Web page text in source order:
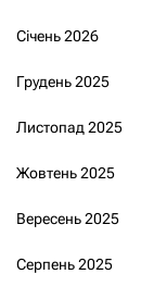
Січень 2026
Грудень 2025
Листопад 2025
Жовтень 2025
Вересень 2025
Серпень 2025